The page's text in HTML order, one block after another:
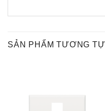
SẢN PHẨM TƯƠNG TỰ